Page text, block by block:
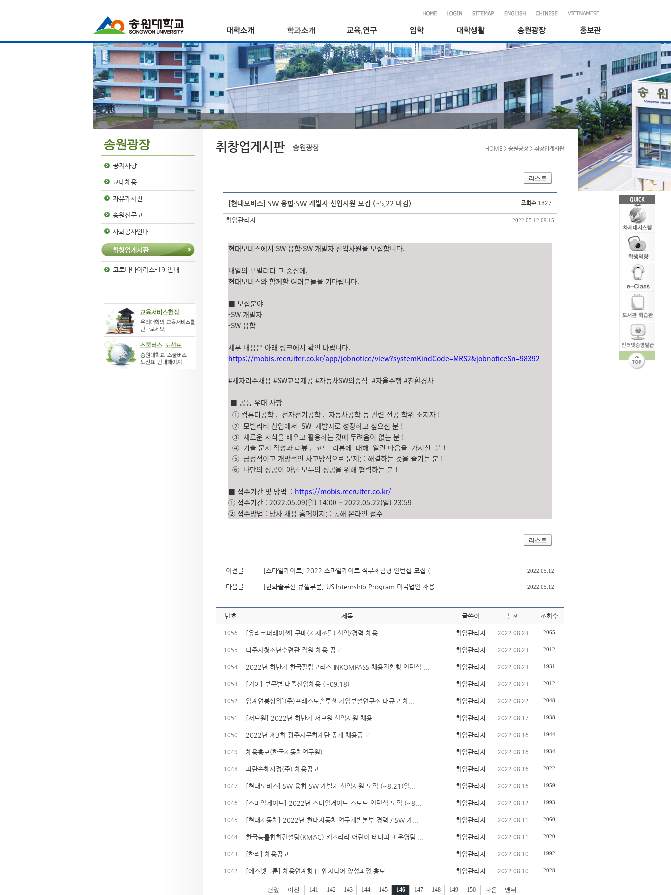
공지사항
교내채용
자유게시판
송원신문고
사회봉사안내
취창업게시판
코로나바이러스-19 안내
취창업게시판 HOME > 송원광장 > 취창업게시판
리스트
[현대모비스] SW 융합·SW 개발자 신입사원 모집 (~5.22 마감) 조회수 1827
취업관리자 2022.05.12 09:15
현대모비스에서 SW 융합·SW 개발자 신입사원을 모집합니다.
내일의 모빌리티 그 중심에,
현대모비스와 함께할 여러분들을 기다립니다.
■ 모집분야
-SW 개발자
-SW 융합
세부 내용은 아래 링크에서 확인 바랍니다.
https://mobis.recruiter.co.kr/app/jobnotice/view?systemKindCode=MRS2&jobnoticeSn=98392
#세자리수채용 #SW교육제공 #자동차SW의중심 #자율주행 #친환경차
■ 공통 우대 사항
① 컴퓨터공학 , 전자전기공학 , 자동차공학 등 관련 전공 학위 소지자 !
② 모빌리티 산업에서 SW 개발자로 성장하고 싶으신 분 !
③ 새로운 지식을 배우고 활용하는 것에 두려움이 없는 분 !
④ 기술 문서 작성과 리뷰 , 코드 리뷰에 대해 열린 마음을 가지신 분 !
⑤ 긍정적이고 개방적인 사고방식으로 문제를 해결하는 것을 즐기는 분 !
⑥ 나만의 성공이 아닌 모두의 성공을 위해 협력하는 분 !
■ 접수기간 및 방법 : https://mobis.recruiter.co.kr/
① 접수기간 : 2022.05.09(월) 14:00 ~ 2022.05.22(일) 23:59
② 접수방법 : 당사 채용 홈페이지를 통해 온라인 접수
리스트
이전글 [스마일게이트] 2022 스마일게이트 직무체험형 인턴십 모집 (... 2022.05.12
다음글 [한화솔루션 큐셀부문] US Internship Program 미국법인 채용... 2022.05.12
번호 제목 글쓴이 날짜 조회수
1056 [유라코퍼레이션] 구매(자재조달) 신입/경력 채용 취업관리자 2022.08.23 2065
1055 나주시청소년수련관 직원 채용 공고 취업관리자 2022.08.23 2012
1054 2022년 하반기 한국필립모리스 INKOMPASS 채용전환형 인턴십 ... 취업관리자 2022.08.23 1931
1053 [기아] 부문별 대졸신입채용 (~09.18) 취업관리자 2022.08.23 2012
1052 업계연봉상위](주)프레스토솔루션 기업부설연구소 대규모 채... 취업관리자 2022.08.22 2048
1051 [서브원] 2022년 하반기 서브원 신입사원 채용 취업관리자 2022.08.17 1938
1050 2022년 제3회 광주시문화재단 공개 채용공고 취업관리자 2022.08.16 1944
1049 채용홍보(한국자동차연구원) 취업관리자 2022.08.16 1934
1048 파란손해사정(주) 채용공고 취업관리자 2022.08.16 2022
1047 [현대모비스] SW 융합·SW 개발자 신입사원 모집 (~8.21(일... 취업관리자 2022.08.16 1959
1046 [스마일게이트] 2022년 스마일게이트 스토브 인턴십 모집 (~8... 취업관리자 2022.08.12 1993
1045 [현대자동차] 2022년 현대자동차 연구개발본부 경력 / SW 개... 취업관리자 2022.08.11 2060
1044 한국능률협회컨설팅(KMAC) 키즈라라 어린이 테마파크 운영팀 ... 취업관리자 2022.08.11 2020
1043 [한라] 채용공고 취업관리자 2022.08.10 1992
1042 [에스넷그룹] 채용연계형 IT 엔지니어 양성과정 홍보 취업관리자 2022.08.10 2028
맨앞 이전 141 142 143 144 145 146 147 148 149 150 다음 맨뒤